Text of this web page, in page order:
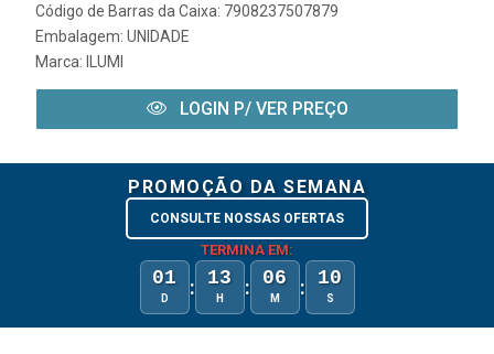
Código de Barras da Caixa: 7908237507879
Embalagem: UNIDADE
Marca:
ILUMI
LOGIN P/ VER PREÇO
PROMOÇÃO DA SEMANA
CONSULTE NOSSAS OFERTAS
TERMINA EM:
01
D : 13
H : 06
M : 10
S